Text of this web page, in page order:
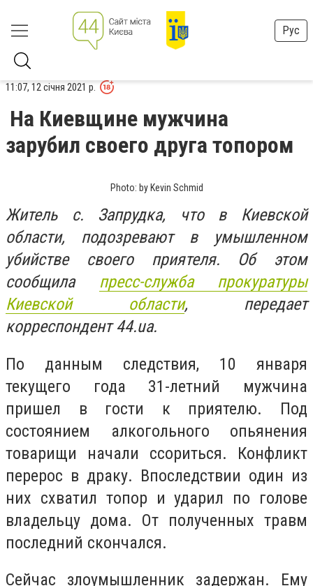
Рус
11:07, 12 січня 2021 р.
На Киевщине мужчина
зарубил своего друга топором
Photo: by Kevin Schmid
Житель с. Запрудка, что в Киевской
области, подозревают в умышленном
убийстве своего приятеля. Об этом
сообщила пресс-служба прокуратуры
Киевской области, передает
корреспондент 44.ua.
По данным следствия, 10 января
текущего года 31-летний мужчина
пришел в гости к приятелю. Под
состоянием алкогольного опьянения
товарищи начали ссориться. Конфликт
перерос в драку. Впоследствии один из
них схватил топор и ударил по голове
владельцу дома. От полученных травм
последний скончался.
Сейчас злоумышленник задержан. Ему